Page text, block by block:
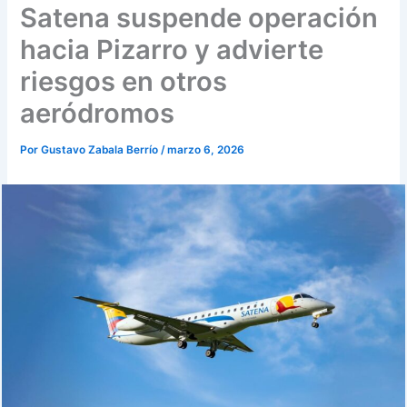
Satena suspende operación
hacia Pizarro y advierte
riesgos en otros
aeródromos
PorGustavo Zabala Berrío /marzo 6, 2026